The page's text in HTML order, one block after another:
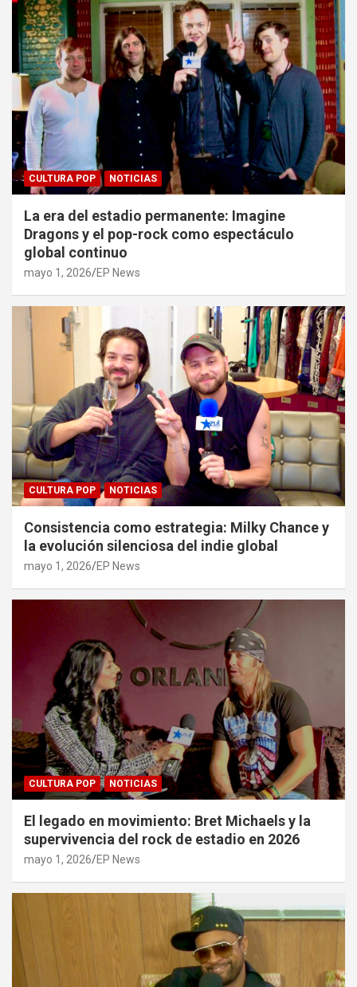
CULTURA POP NOTICIAS
La era del estadio permanente: Imagine
Dragons y el pop-rock como espectáculo
global continuo
mayo 1, 2026 EP News
CULTURA POP NOTICIAS
Consistencia como estrategia: Milky Chance y
la evolución silenciosa del indie global
mayo 1, 2026 EP News
CULTURA POP NOTICIAS
El legado en movimiento: Bret Michaels y la
supervivencia del rock de estadio en 2026
mayo 1, 2026 EP News